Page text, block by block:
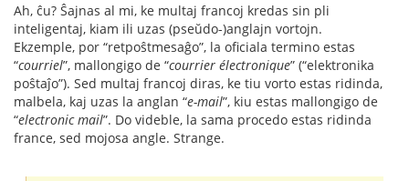
Ah, ĉu? Ŝajnas al mi, ke multaj francoj kredas sin pli
inteligentaj, kiam ili uzas (pseŭdo-)anglajn vortojn.
Ekzemple, por “retpoŝtmesaĝo”, la oficiala termino estas
“courriel”, mallongigo de “courrier électronique” (“elektronika
poŝtaĵo”). Sed multaj francoj diras, ke tiu vorto estas ridinda,
malbela, kaj uzas la anglan “e-mail”, kiu estas mallongigo de
“electronic mail”. Do videble, la sama procedo estas ridinda
france, sed mojosa angle. Strange.